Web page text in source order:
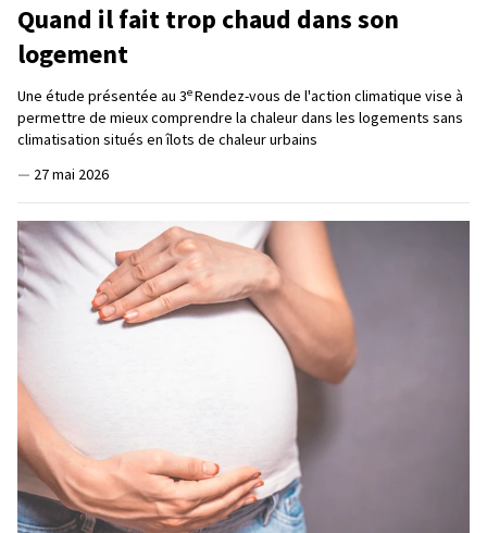
Quand il fait trop chaud dans son
logement
Une étude présentée au 3eRendez-vous de l'action climatique vise à
permettre de mieux comprendre la chaleur dans les logements sans
climatisation situés en îlots de chaleur urbains
— 27 mai 2026